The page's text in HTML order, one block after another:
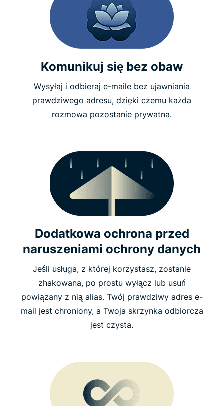
Komunikuj się bez obaw
Wysyłaj i odbieraj e-maile bez ujawniania
prawdziwego adresu, dzięki czemu każda
rozmowa pozostanie prywatna.
Dodatkowa ochrona przed
naruszeniami ochrony danych
Jeśli usługa, z której korzystasz, zostanie
zhakowana, po prostu wyłącz lub usuń
powiązany z nią alias. Twój prawdziwy adres e-
mail jest chroniony, a Twoja skrzynka odbiorcza
jest czysta.